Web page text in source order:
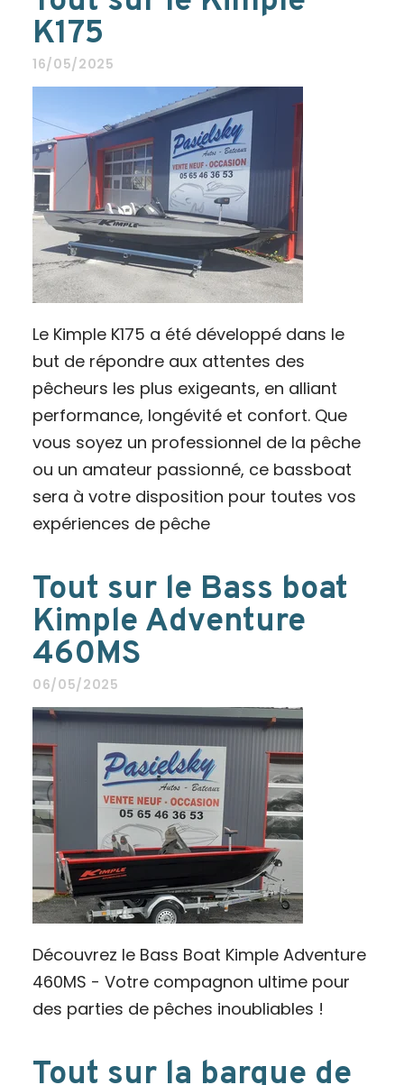
K175
16/05/2025
Le Kimple K175 a été développé dans le
but de répondre aux attentes des
pêcheurs les plus exigeants, en alliant
performance, longévité et confort. Que
vous soyez un professionnel de la pêche
ou un amateur passionné, ce bassboat
sera à votre disposition pour toutes vos
expériences de pêche
Tout sur le Bass boat
Kimple Adventure
460MS
06/05/2025
Découvrez le Bass Boat Kimple Adventure
460MS - Votre compagnon ultime pour
des parties de pêches inoubliables !
Tout sur la barque de